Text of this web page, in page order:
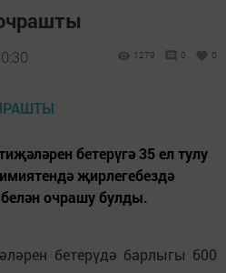
1279 0 0
бетерүгә 35 ел тулу
җирлегебездә
очрашу булды.
бетерүдә барлыгы 600